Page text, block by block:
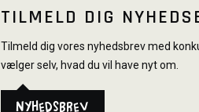
TILMELD DIG
Tilmeld dig vores nyhedsbrev med
vælger selv, hvad du vil have nyt om.
Nyhedsbrev